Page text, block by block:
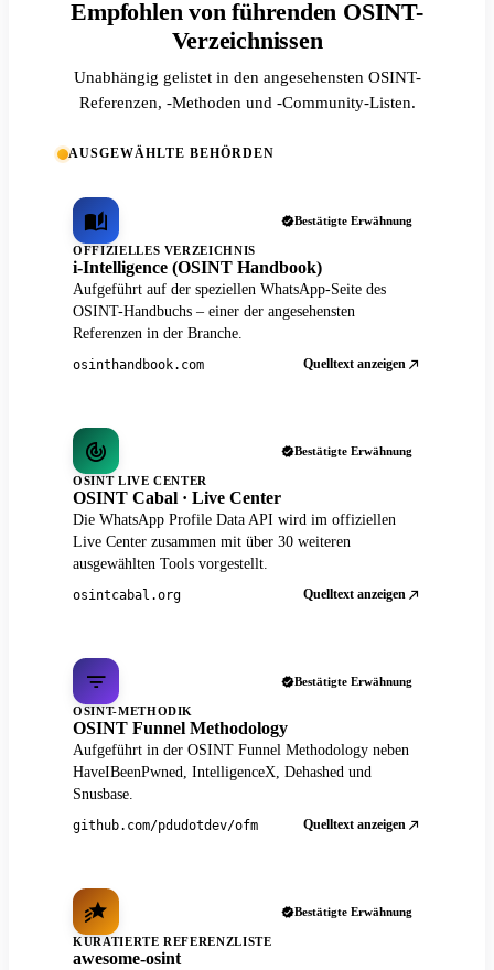
Empfohlen von führenden OSINT-
Verzeichnissen
Unabhängig gelistet in den angesehensten OSINT-
Referenzen, -Methoden und -Community-Listen.
AUSGEWÄHLTE BEHÖRDEN
Bestätigte Erwähnung
OFFIZIELLES VERZEICHNIS
i-Intelligence (OSINT Handbook)
Aufgeführt auf der speziellen WhatsApp-Seite des
OSINT-Handbuchs – einer der angesehensten
Referenzen in der Branche.
osinthandbook.com Quelltext anzeigen
Bestätigte Erwähnung
OSINT LIVE CENTER
OSINT Cabal · Live Center
Die WhatsApp Profile Data API wird im offiziellen
Live Center zusammen mit über 30 weiteren
ausgewählten Tools vorgestellt.
osintcabal.org Quelltext anzeigen
Bestätigte Erwähnung
OSINT-METHODIK
OSINT Funnel Methodology
Aufgeführt in der OSINT Funnel Methodology neben
HaveIBeenPwned, IntelligenceX, Dehashed und
Snusbase.
github.com/pdudotdev/ofm Quelltext anzeigen
Bestätigte Erwähnung
KURATIERTE REFERENZLISTE
awesome-osint